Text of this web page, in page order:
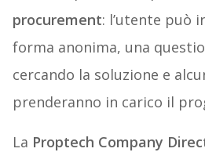
procurement: l’utente può
forma anonima, una
cercando la soluzione e
prenderanno in carico il
La Proptech Company